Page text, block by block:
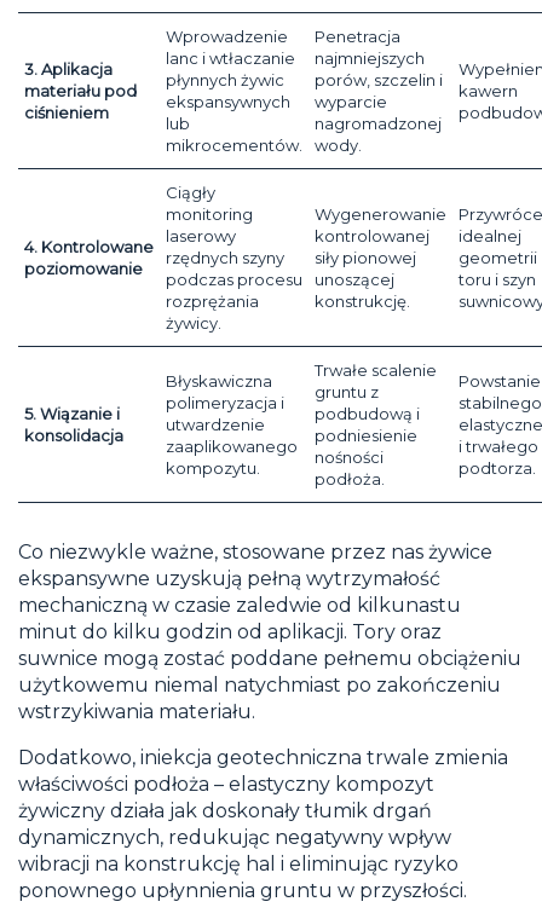
3. Aplikacja
materiału pod
ciśnieniem
Wprowadzenie
lanc i wtłaczanie
płynnych żywic
ekspansywnych
lub
mikrocementów.
Penetracja
najmniejszych
porów, szczelin i
wyparcie
nagromadzonej
wody.
kawern
4. Kontrolowane
poziomowanie
Ciągły
monitoring
laserowy
rzędnych szyny
podczas procesu
rozprężania
żywicy.
Wygenerowanie
kontrolowanej
siły pionowej
unoszącej
konstrukcję.
idealnej
geometrii
toru i szyn
5. Wiązanie i
konsolidacja
Błyskawiczna
polimeryzacja i
utwardzenie
zaaplikowanego
kompozytu.
Trwałe scalenie
gruntu z
podbudową i
podniesienie
nośności
podłoża.
Powstanie
i trwałego
podtorza.
Co niezwykle ważne, stosowane przez nas żywice
ekspansywne uzyskują pełną wytrzymałość
mechaniczną w czasie zaledwie od kilkunastu
minut do kilku godzin od aplikacji. Tory oraz
suwnice mogą zostać poddane pełnemu obciążeniu
użytkowemu niemal natychmiast po zakończeniu
wstrzykiwania materiału.
Dodatkowo, iniekcja geotechniczna trwale zmienia
właściwości podłoża – elastyczny kompozyt
żywiczny działa jak doskonały tłumik drgań
dynamicznych, redukując negatywny wpływ
wibracji na konstrukcję hal i eliminując ryzyko
ponownego upłynnienia gruntu w przyszłości.